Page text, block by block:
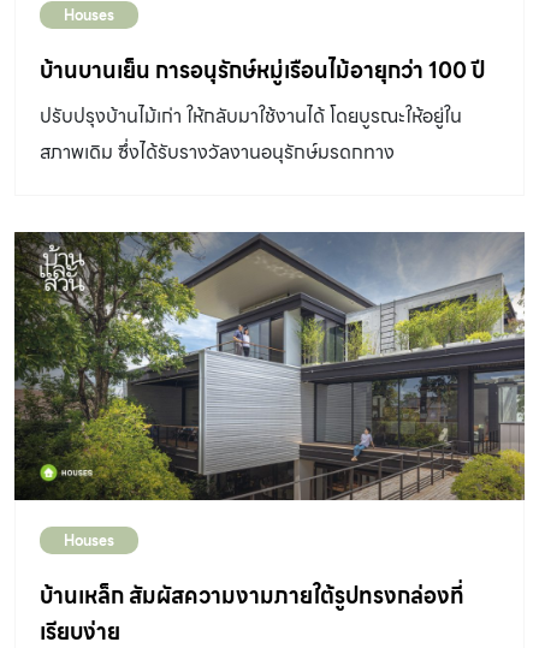
Houses
บ้านบานเย็น การอนุรักษ์หมู่เรือนไม้อายุกว่า 100 ปี
ปรับปรุงบ้านไม้เก่า ให้กลับมาใช้งานได้ โดยบูรณะให้อยู่ใน
สภาพเดิม ซึ่งได้รับรางวัลงานอนุรักษ์มรดกทาง
สมาคมสถาปนิกสยามฯ บ้านบานเย็นเป็นหมู่เรือนไม้ที่คาดว่า
สร้างขึ้นในช่วงปลายสมัยรัชกาลที่ 5 ถึงต้นรัชกาลที่ 7 ซึ่งยก
ย้ายตัวเรือนมาจากถนนราชดำเนิน (บริเวณหน้ากองสลาก
เก่า) เนื่องจากในสมัยรัชกาลที่ 5 มีการเวนคืนที่ดินเพื่อ
ตัดถนนราชดำเนิน และพระราชทานที่ดินแถวนี้ให้ย้ายมาอยู่
แทน ในบริเวณบ้านปัจจุบันมีอาคาร 3 หลัง ประกอบด้วยเรือน
พระยาหิรัญยุทธกิจ เรือนขุนวิเศษสากล และเรือนเพ็งศรีทอง
(เรียงตามลำดับการสร้างก่อนและหลัง) ตั้งอยู่บริเวณถนน
ซื้อขายของเรือนเพ็งศรีทองในปี พ.ศ. 2471 ซึ่งซื้อเรือนแล้ว
ยกมาสร้างในที่ดินนี้เป็นหลังท้ายสุด มีอายุถึง 95 ปีแล้ว จึง
สันนิษฐานได้ว่าเรือนอีกสองหลังที่สร้างขึ้นก่อนหลายปีมีอายุ
Houses
บ้านเหล็ก สัมผัสความงามภายใต้รูปทรงกล่องที่
เรียบง่าย